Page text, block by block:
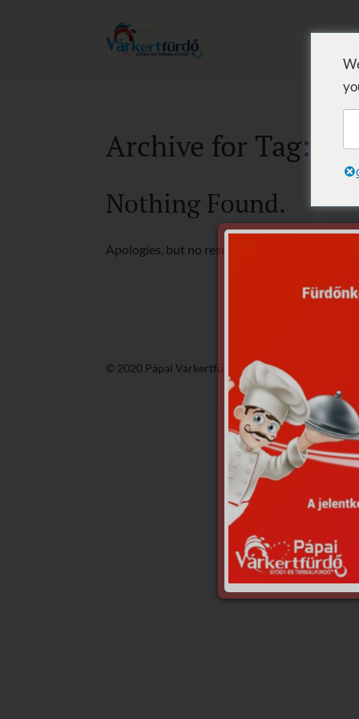
Archive for Tag:
Nothing Found.
Apologies, but no results were found for the
© 2020 Pápai Várkertfürdő -GyGaTech'